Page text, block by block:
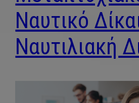
Ναυτικό
Ναυτιλιακή